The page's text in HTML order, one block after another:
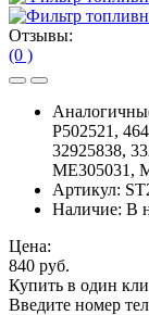
Отзывы:
(0 )
P502521,
32925838,
ME305031,
Артикул:
Наличие: В
Цена:
840 руб.
Купить в один
Введите номер